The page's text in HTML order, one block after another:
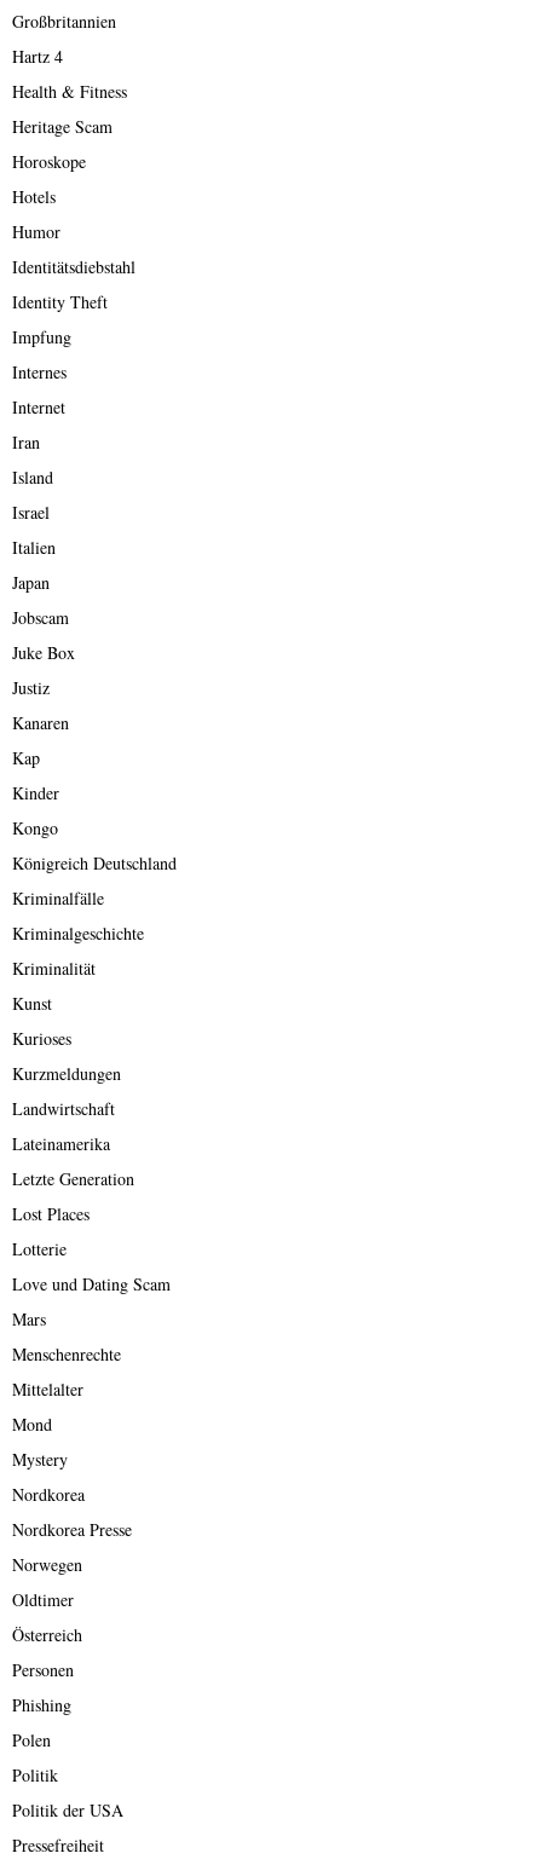
Großbritannien
Hartz 4
Health & Fitness
Heritage Scam
Horoskope
Hotels
Humor
Identitätsdiebstahl
Identity Theft
Impfung
Internes
Internet
Iran
Island
Israel
Italien
Japan
Jobscam
Juke Box
Justiz
Kanaren
Kap
Kinder
Kongo
Königreich Deutschland
Kriminalfälle
Kriminalgeschichte
Kriminalität
Kunst
Kurioses
Kurzmeldungen
Landwirtschaft
Lateinamerika
Letzte Generation
Lost Places
Lotterie
Love und Dating Scam
Mars
Menschenrechte
Mittelalter
Mond
Mystery
Nordkorea
Nordkorea Presse
Norwegen
Oldtimer
Österreich
Personen
Phishing
Polen
Politik
Politik der USA
Pressefreiheit